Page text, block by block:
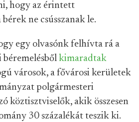
hogy az érintett
ne csússzanak le.
egy olvasónk felhívta rá a
kimaradtak
városok, a fővárosi kerületek
polgármesteri
köztisztviselők, akik összesen
30 százalékát teszik ki.